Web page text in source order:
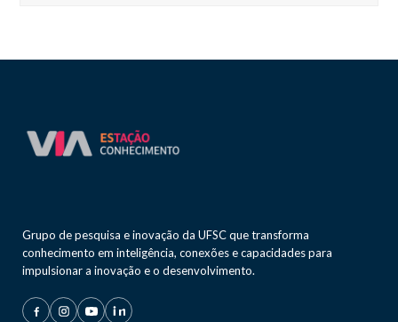
Grupo de pesquisa e inovação da UFSC que transforma
conhecimento em inteligência, conexões e capacidades para
impulsionar a inovação e o desenvolvimento.